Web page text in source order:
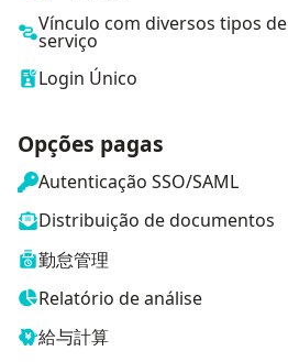
Vínculo com diversos tipos de
serviço
Login Único
Opções pagas
Autenticação SSO/SAML
Distribuição de documentos
勤怠管理
Relatório de análise
給与計算